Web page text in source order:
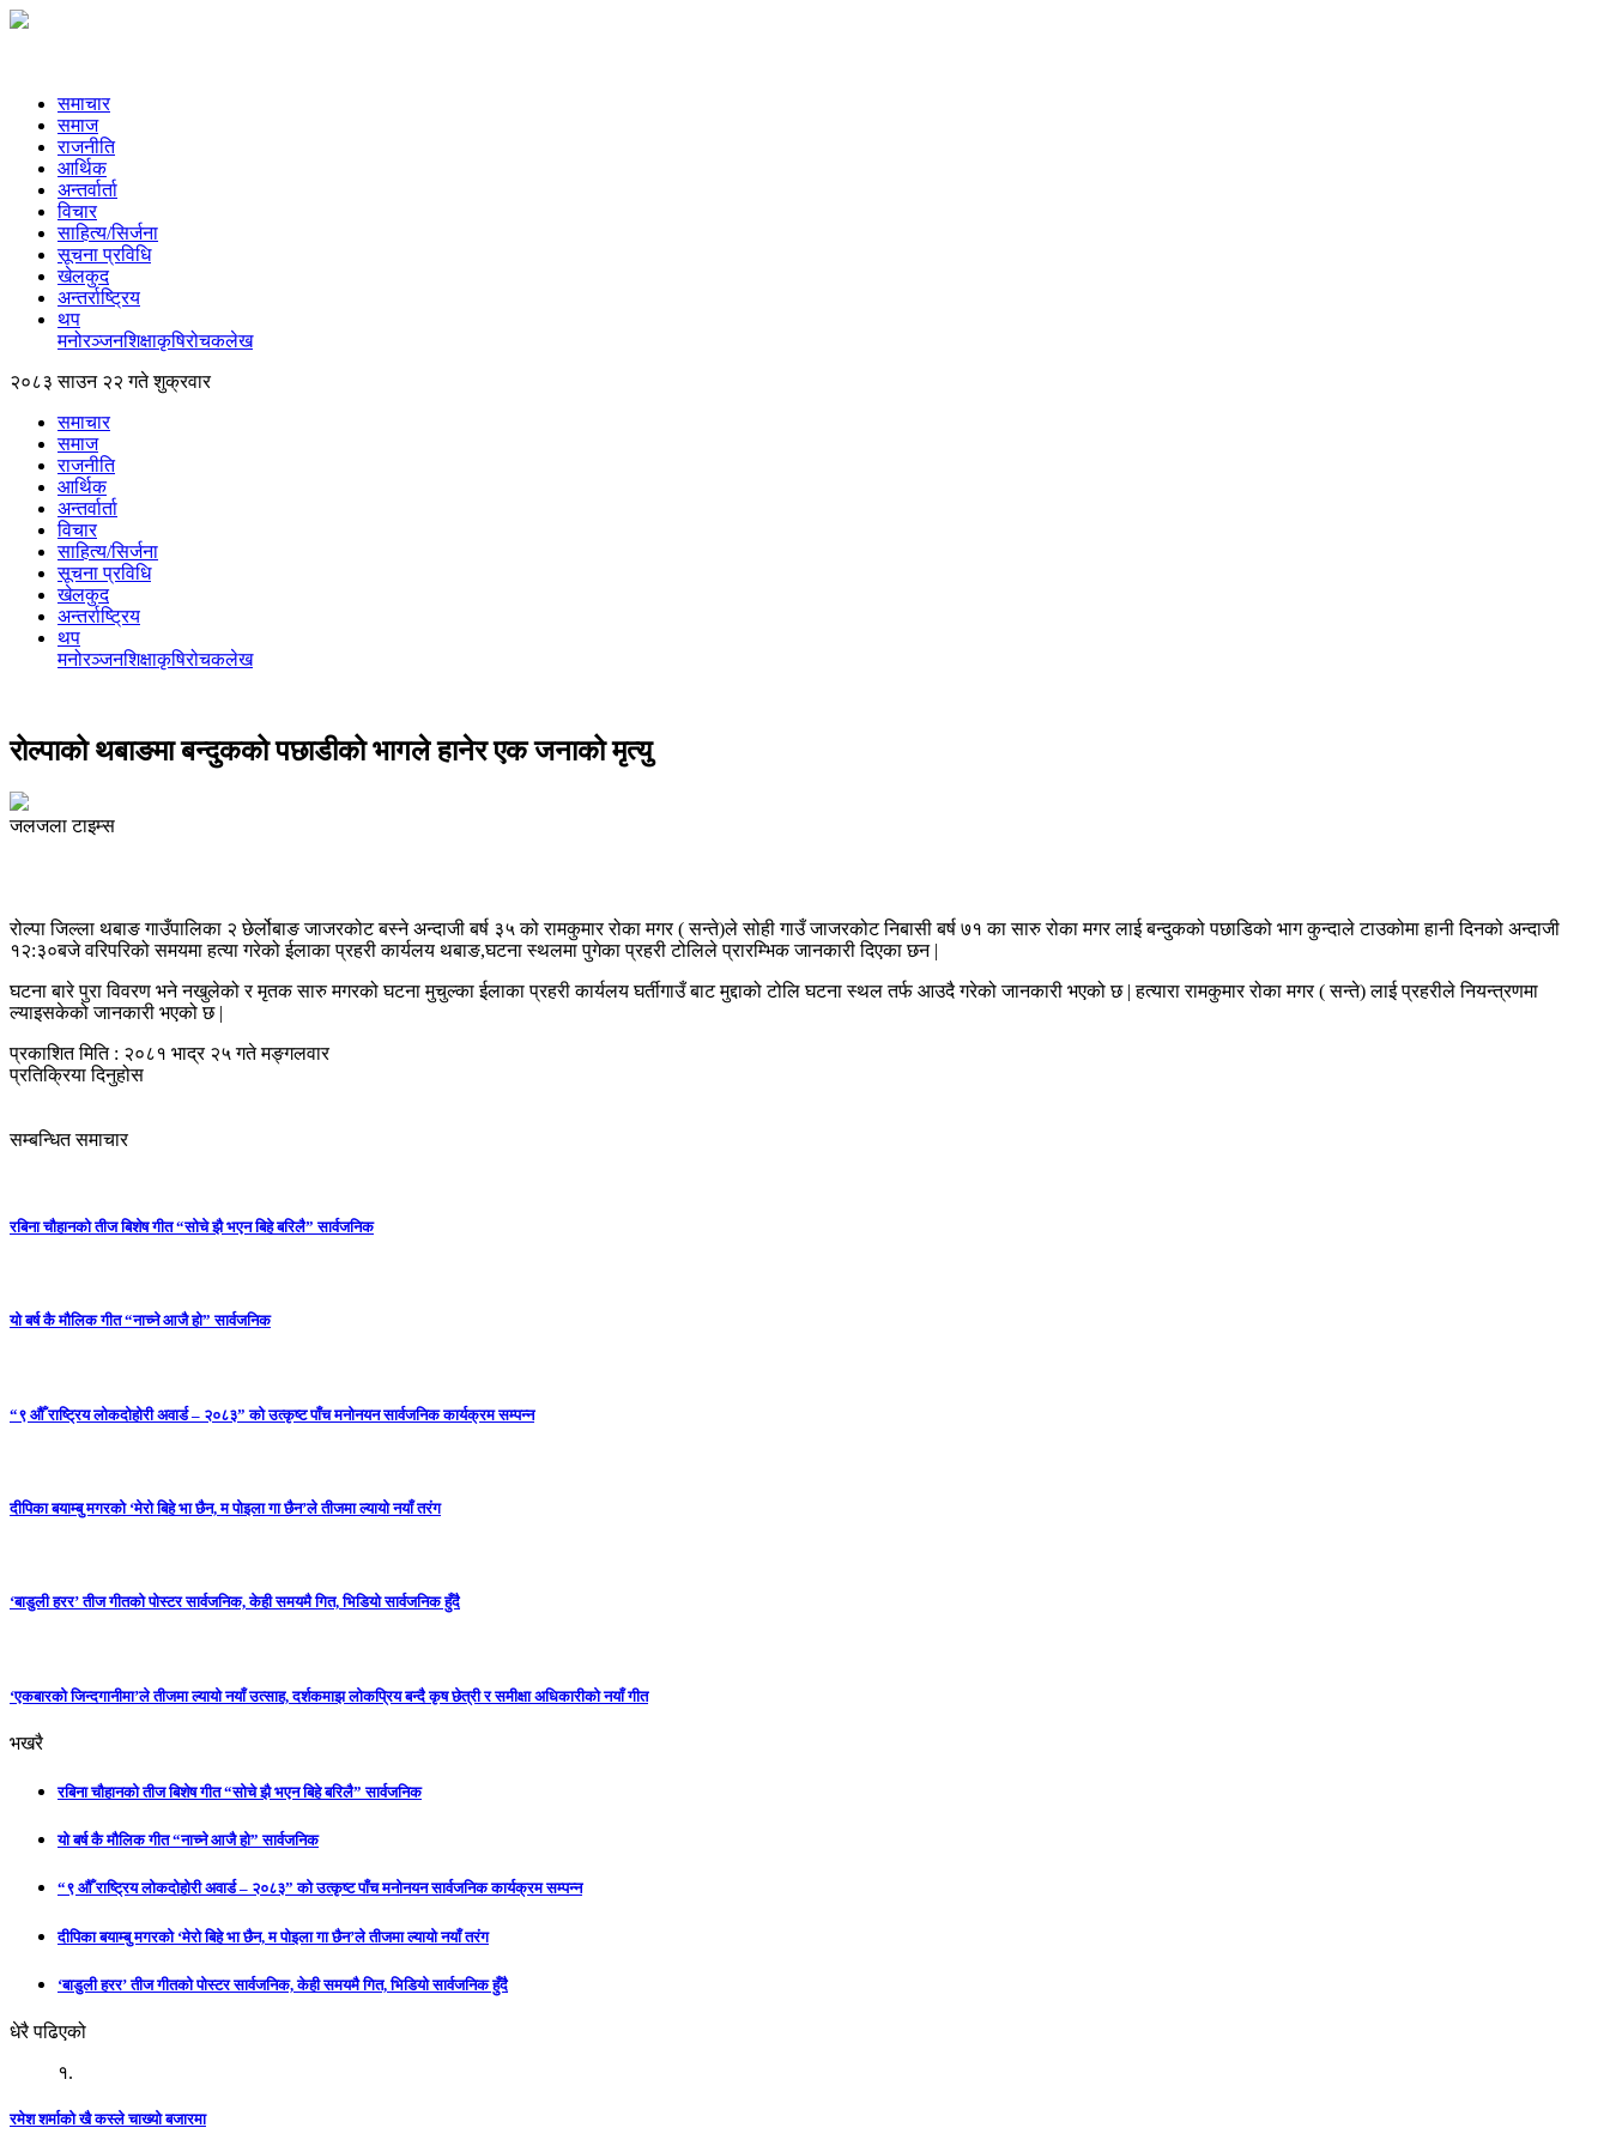
समाचार
समाज
राजनीति
आर्थिक
अन्तर्वार्ता
विचार
साहित्य/सिर्जना
सूचना प्रविधि
खेलकुद
अन्तर्राष्ट्रिय
थप
मनोरञ्‍जनशिक्षाकृषिरोचकलेख
२०८३ साउन २२ गते शुक्रवार
समाचार
समाज
राजनीति
आर्थिक
अन्तर्वार्ता
विचार
साहित्य/सिर्जना
सूचना प्रविधि
खेलकुद
अन्तर्राष्ट्रिय
थप
मनोरञ्‍जनशिक्षाकृषिरोचकलेख
रोल्पाको थबाङमा बन्दुकको पछाडीको भागले हानेर एक जनाको मृत्यु
जलजला टाइम्स
रोल्पा जिल्ला थबाङ गाउँपालिका २ छेर्लोबाङ जाजरकोट बस्ने अन्दाजी बर्ष ३५ को रामकुमार रोका मगर ( सन्ते)ले सोही गाउँ जाजरकोट निबासी बर्ष ७१ का सारु रोका मगर लाई बन्दुकको पछाडिको भाग कुन्दाले टाउकोमा हानी दिनको अन्दाजी
१२:३०बजे वरिपरिको समयमा हत्या गरेको ईलाका प्रहरी कार्यलय थबाङ,घटना स्थलमा पुगेका प्रहरी टोलिले प्रारम्भिक जानकारी दिएका छन |
घटना बारे पुरा विवरण भने नखुलेको र मृतक सारु मगरको घटना मुचुल्का ईलाका प्रहरी कार्यलय घर्तीगाउँ बाट मुद्दाको टोलि घटना स्थल तर्फ आउदै गरेको जानकारी भएको छ | हत्यारा रामकुमार रोका मगर ( सन्ते) लाई प्रहरीले नियन्त्रणमा
ल्याइसकेको जानकारी भएको छ |
प्रकाशित मिति : २०८१ भाद्र २५ गते मङ्गलवार
प्रतिक्रिया दिनुहोस
सम्बन्धित समाचार
रबिना चौहानको तीज बिशेष गीत “सोचे झै भएन बिहे बरिलै” सार्वजनिक
यो बर्ष कै मौलिक गीत “नाच्ने आजै हो” सार्वजनिक
“९ औँ राष्ट्रिय लोकदोहोरी अवार्ड – २०८३” को उत्कृष्ट पाँच मनोनयन सार्वजनिक कार्यक्रम सम्पन्न
दीपिका बयाम्बु मगरको ‘मेरो बिहे भा छैन, म पोइला गा छैन’ले तीजमा ल्यायो नयाँ तरंग
‘बाडुली हरर’ तीज गीतको पोस्टर सार्वजनिक, केही समयमै गित, भिडियो सार्वजनिक हुँदै
‘एकबारको जिन्दगानीमा’ले तीजमा ल्यायो नयाँ उत्साह, दर्शकमाझ लोकप्रिय बन्दै कृष छेत्री र समीक्षा अधिकारीको नयाँ गीत
भखरै
रबिना चौहानको तीज बिशेष गीत “सोचे झै भएन बिहे बरिलै” सार्वजनिक
यो बर्ष कै मौलिक गीत “नाच्ने आजै हो” सार्वजनिक
“९ औँ राष्ट्रिय लोकदोहोरी अवार्ड – २०८३” को उत्कृष्ट पाँच मनोनयन सार्वजनिक कार्यक्रम सम्पन्न
दीपिका बयाम्बु मगरको ‘मेरो बिहे भा छैन, म पोइला गा छैन’ले तीजमा ल्यायो नयाँ तरंग
‘बाडुली हरर’ तीज गीतको पोस्टर सार्वजनिक, केही समयमै गित, भिडियो सार्वजनिक हुँदै
धेरै पढिएको
१.
रमेश शर्माको खै कस्ले चाख्यो बजारमा